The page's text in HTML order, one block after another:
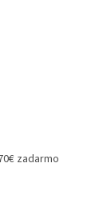
zadarmo